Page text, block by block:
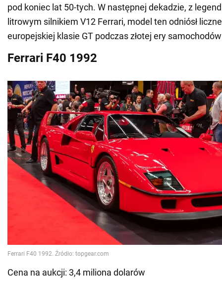
pod koniec lat 50-tych. W następnej dekadzie, z
litrowym silnikiem V12 Ferrari, model ten odniósł
europejskiej klasie GT podczas złotej ery
Ferrari F40 1992
Cena na aukcji: 3,4 miliona dolarów